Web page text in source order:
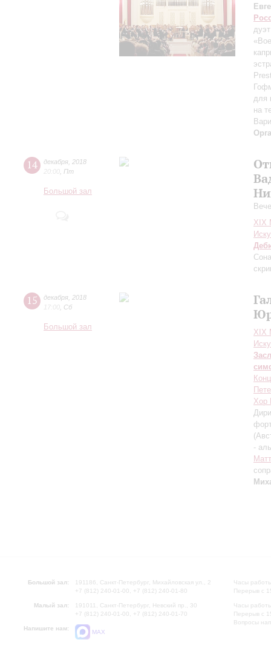
для
на
14 декабря 2018
20:00 Пт
Большой зал
XIX
15 декабря 2018
17:00 Сб
Большой зал
XIX
Хор
-
Большой зал:
191186, Санкт-Петербург, Михайловская ул., 2
+7 (812) 240-01-00, +7 (812) 240-01-80
Малый зал:
191011, Санкт-Петербург, Невский пр., 30
+7 (812) 240-01-00, +7 (812) 240-01-70
Напишите нам:
MAX
Часы
Перерыв с
Часы
Перерыв с
Вопросы